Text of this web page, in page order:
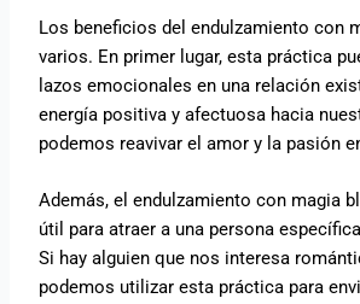
Los beneficios del endulzamiento con
varios. En primer lugar, esta práctica
lazos emocionales en una relación
energía positiva y afectuosa hacia
podemos reavivar el amor y la pasión
Además, el endulzamiento con magia
útil para atraer a una persona
Si hay alguien que nos interesa
podemos utilizar esta práctica para